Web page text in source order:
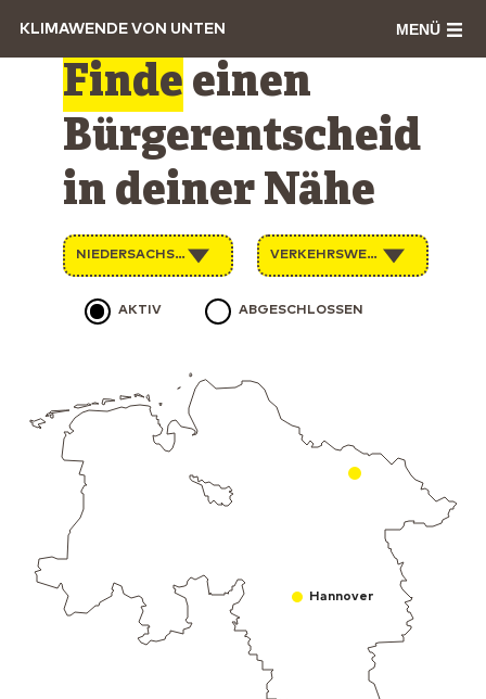
KLIMAWENDE VON UNTEN MENÜ
Hannover
Finde einen
Bürgerentscheid
in deiner Nähe
NIEDERSACHSEN VERKEHRSWENDE
AKTIV ABGESCHLOSSEN